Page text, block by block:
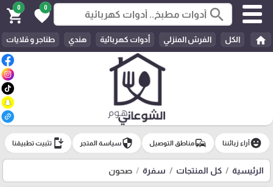
search
0
favorite
0
shopping_cart
home الكل الفرش المنزلي أدوات كهربائية هندي طناجر و قلايات
emoji_emotionsآراء زبائننا commuteمناطق التوصيل securityسياسة المتجر install_mobile تثبيت تطبيقنا
الرئيسية كل المنتجات سفرة صحون